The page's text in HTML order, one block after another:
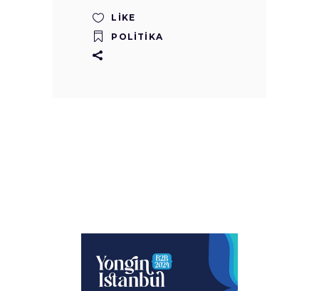
LIKE
POLITIKA